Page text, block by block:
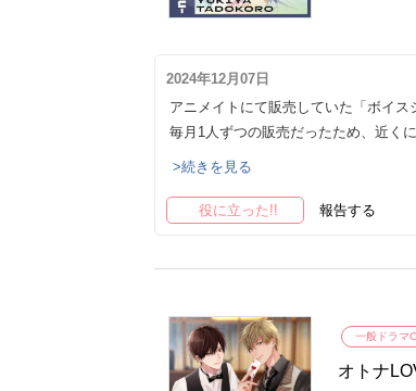
2024年12月07日
アニメイトにて販売していた「ボイス
毎月1人ずつの販売だったため、近く
>続きを見る
役に立った!! 報告する
一般ドラマ
オトナ